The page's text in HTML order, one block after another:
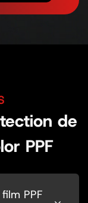
de
PPF
PPF